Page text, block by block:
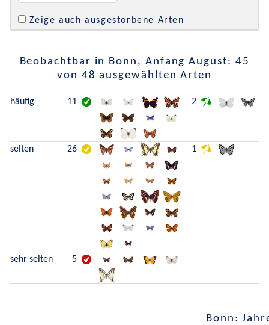
Zeige auch ausgestorbene Arten
Beobachtbar in Bonn, Anfang August: 45
von 48 ausgewählten Arten
häufig 11 2
selten 26 1
sehr selten 5
Bonn: